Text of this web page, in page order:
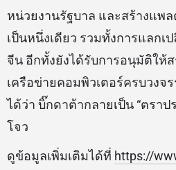
หน่วยงานรัฐบาล และสร้างแพ
เป็นหนึ่งเดียว รวมทั้งการแลกเ
จีน อีกทั้งยังได้รับการอนุมัติให้
เครือข่ายคอมพิวเตอร์ครบวงจ
ได้ว่า บิ๊กดาต้ากลายเป็น “ตรา
โจว
ดูข้อมูลเพิ่มเติมได้ที่ https://